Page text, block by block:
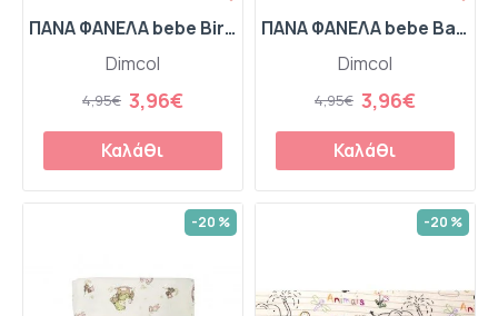
Dimcol
ΠΑΝΑ ΦΑΝΕΛΑ bebe Birds 14 80Χ80 Sky blue Flannel cotton 100%
3,96€
4,95€
Καλάθι
Dimcol
ΠΑΝΑ ΦΑΝΕΛΑ bebe Baloon 76 80Χ80 Beige Flannel cotton 100%
3,96€
4,95€
Καλάθι
-20 % -20 %